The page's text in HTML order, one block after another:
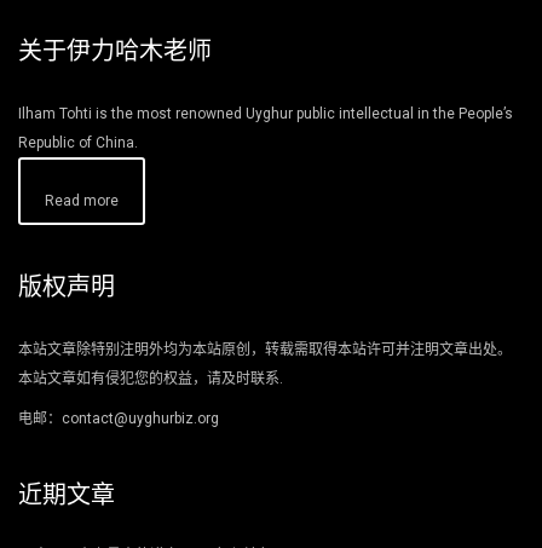
关于伊力哈木老师
Ilham Tohti is the most renowned Uyghur public intellectual in the People’s
Republic of China.
Read more
版权声明
本站文章除特别注明外均为本站原创，转载需取得本站许可并注明文章出处。
本站文章如有侵犯您的权益，请及时联系.
电邮：contact@uyghurbiz.org
近期文章